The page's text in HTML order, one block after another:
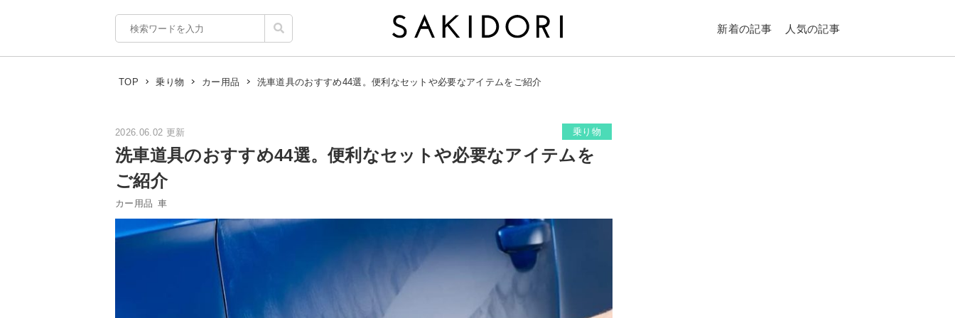
新着の記事 人気の記事
TOP 乗り物 カー用品 洗車道具のおすすめ44選。便利なセットや必要なアイテムをご紹介
2026.06.02 更新 乗り物
洗車道具のおすすめ44選。便利なセットや必要なアイテムを
ご紹介
カー用品 車